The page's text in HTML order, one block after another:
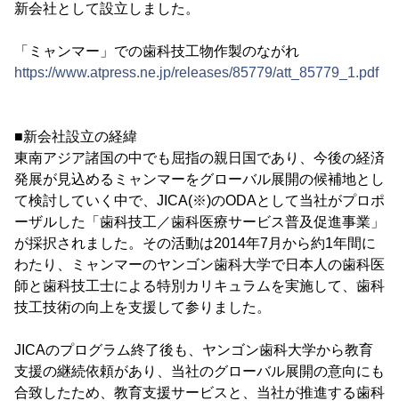
新会社として設立しました。
「ミャンマー」での歯科技工物作製のながれ
https://www.atpress.ne.jp/releases/85779/att_85779_1.pdf
■新会社設立の経緯
東南アジア諸国の中でも屈指の親日国であり、今後の経済
発展が見込めるミャンマーをグローバル展開の候補地とし
て検討していく中で、JICA(※)のODAとして当社がプロポ
ーザルした「歯科技工／歯科医療サービス普及促進事業」
が採択されました。その活動は2014年7月から約1年間に
わたり、ミャンマーのヤンゴン歯科大学で日本人の歯科医
師と歯科技工士による特別カリキュラムを実施して、歯科
技工技術の向上を支援して参りました。
JICAのプログラム終了後も、ヤンゴン歯科大学から教育
支援の継続依頼があり、当社のグローバル展開の意向にも
合致したため、教育支援サービスと、当社が推進する歯科